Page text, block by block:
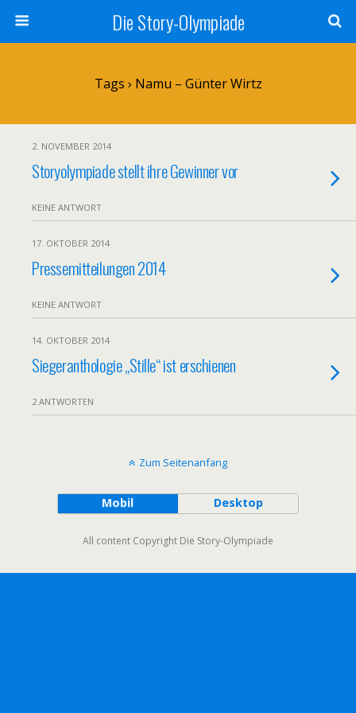
Die Story-Olympiade
Tags › Namu – Günter Wirtz
2. NOVEMBER 2014
Storyolympiade stellt ihre Gewinner vor
KEINE ANTWORT
17. OKTOBER 2014
Pressemitteilungen 2014
KEINE ANTWORT
14. OKTOBER 2014
Siegeranthologie „Stille“ ist erschienen
2 ANTWORTEN
Zum Seitenanfang
Mobil Desktop
All content Copyright Die Story-Olympiade